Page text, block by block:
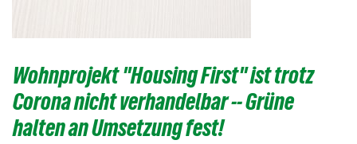
Wohnprojekt "Housing First" ist trotz
Corona nicht verhandelbar -- Grüne
halten an Umsetzung fest!